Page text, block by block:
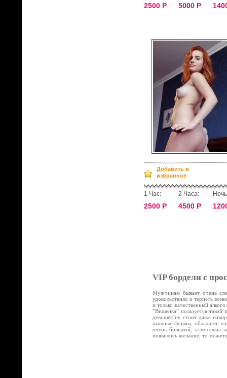
2500 Р 5000 Р
Добавить в
избранное
1 Час:
2500 Р
2 Часа:
4500 Р
VIP бордели с
Мужчинам бывает очень
удовольствиях и терпеть
и только качественный
”Вишенка” пользуется
девушек не стоит даже
пышные формы, обладают
очень большой, атмосфера
появилось желание, то